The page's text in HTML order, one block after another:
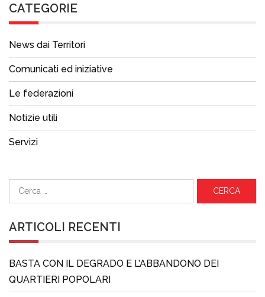
CATEGORIE
News dai Territori
Comunicati ed iniziative
Le federazioni
Notizie utili
Servizi
ARTICOLI RECENTI
BASTA CON IL DEGRADO E L’ABBANDONO DEI
QUARTIERI POPOLARI